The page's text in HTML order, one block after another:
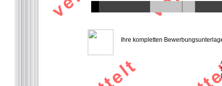
Ihre kompletten